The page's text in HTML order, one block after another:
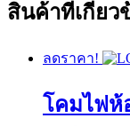
สินค้าที่เกี่ยว
ลดราคา!
โคมไฟห้